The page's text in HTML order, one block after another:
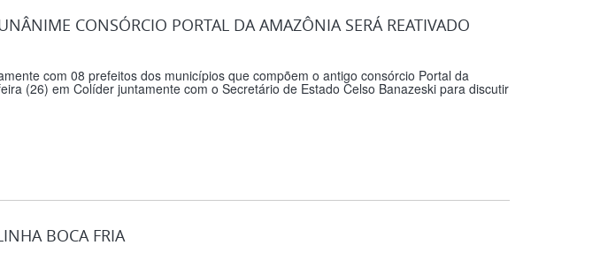
CONSÓRCIO PORTAL DA AMAZÔNIA SERÁ REATIVADO
com 08 prefeitos dos municípios que compõem o antigo consórcio Portal da
(26) em Colíder juntamente com o Secretário de Estado Celso Banazeski para discutir
BOCA FRIA